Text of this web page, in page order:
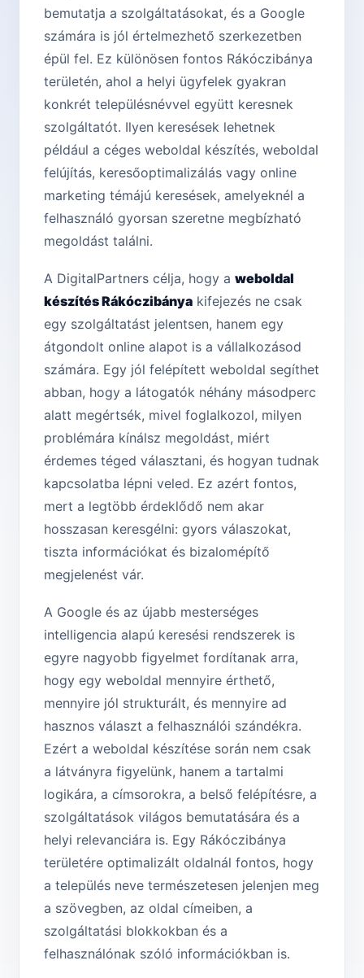
bemutatja a szolgáltatásokat, és a Google
számára is jól értelmezhető szerkezetben
épül fel. Ez különösen fontos Rákóczibánya
területén, ahol a helyi ügyfelek gyakran
konkrét településnévvel együtt keresnek
szolgáltatót. Ilyen keresések lehetnek
például a céges weboldal készítés, weboldal
felújítás, keresőoptimalizálás vagy online
marketing témájú keresések, amelyeknél a
felhasználó gyorsan szeretne megbízható
megoldást találni.
A DigitalPartners célja, hogy a weboldal
készítés Rákóczibánya kifejezés ne csak
egy szolgáltatást jelentsen, hanem egy
átgondolt online alapot is a vállalkozásod
számára. Egy jól felépített weboldal segíthet
abban, hogy a látogatók néhány másodperc
alatt megértsék, mivel foglalkozol, milyen
problémára kínálsz megoldást, miért
érdemes téged választani, és hogyan tudnak
kapcsolatba lépni veled. Ez azért fontos,
mert a legtöbb érdeklődő nem akar
hosszasan keresgélni: gyors válaszokat,
tiszta információkat és bizalomépítő
megjelenést vár.
A Google és az újabb mesterséges
intelligencia alapú keresési rendszerek is
egyre nagyobb figyelmet fordítanak arra,
hogy egy weboldal mennyire érthető,
mennyire jól strukturált, és mennyire ad
hasznos választ a felhasználói szándékra.
Ezért a weboldal készítése során nem csak
a látványra figyelünk, hanem a tartalmi
logikára, a címsorokra, a belső felépítésre, a
szolgáltatások világos bemutatására és a
helyi relevanciára is. Egy Rákóczibánya
területére optimalizált oldalnál fontos, hogy
a település neve természetesen jelenjen meg
a szövegben, az oldal címeiben, a
szolgáltatási blokkokban és a
felhasználónak szóló információkban is.